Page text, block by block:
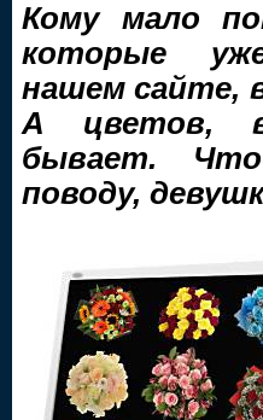
Кому мало
которые
нашем сайте,
А цветов,
бывает.
поводу,